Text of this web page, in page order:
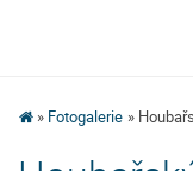
Fotogalerie